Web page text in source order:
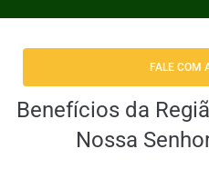
FALE COM
Benefícios da
Nossa